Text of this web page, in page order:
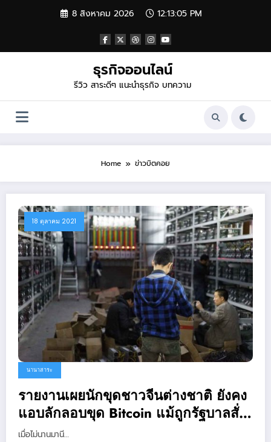
8 สิงหาคม 2026 12:13:05 PM
ธุรกิจออนไลน์
รีวิว สาระดีๆ แนะนำธุรกิจ บทความ
Home ข่าวบิตคอย
18 ตุลาคม 2021
นานาสาระ
รายงานเผยนักขุดชาวจีนต่างชาติ ยังคง
แอบลักลอบขุด Bitcoin แม้ถูกรัฐบาลสั่ง
ห้าม
เมื่อไม่นานมานี…